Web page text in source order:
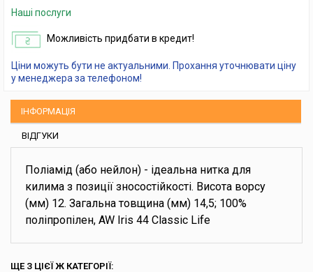
Наші послуги
Можливість придбати в кредит!
Ціни можуть бути не актуальними. Прохання уточнювати ціну
у менеджера за телефоном!
ІНФОРМАЦІЯ
ВІДГУКИ
Поліамід (або нейлон) - ідеальна нитка для
килима з позиції зносостійкості. Висота ворсу
(мм) 12. Загальна товщина (мм) 14,5; 100%
поліпропілен, AW Iris 44 Classic Life
ЩЕ З ЦІЄЇ Ж КАТЕГОРІЇ: